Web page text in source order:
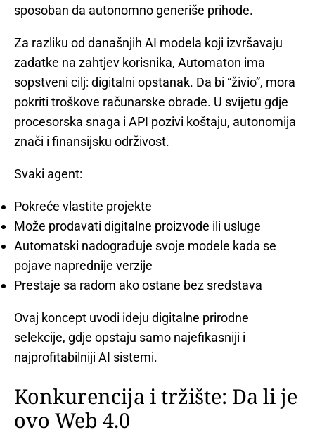
sposoban da autonomno generiše prihode.
Za razliku od današnjih AI modela koji izvršavaju
zadatke na zahtjev korisnika, Automaton ima
sopstveni cilj: digitalni opstanak. Da bi “živio”, mora
pokriti troškove računarske obrade. U svijetu gdje
procesorska snaga i API pozivi koštaju, autonomija
znači i finansijsku održivost.
Svaki agent:
Pokreće vlastite projekte
Može prodavati digitalne proizvode ili usluge
Automatski nadograđuje svoje modele kada se
pojave naprednije verzije
Prestaje sa radom ako ostane bez sredstava
Ovaj koncept uvodi ideju digitalne prirodne
selekcije, gdje opstaju samo najefikasniji i
najprofitabilniji AI sistemi.
Konkurencija i tržište: Da li je
ovo Web 4.0